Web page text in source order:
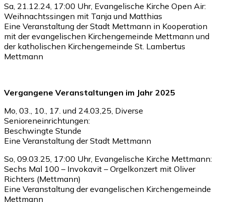
Sa, 21.12.24, 17:00 Uhr, Evangelische Kirche Open Air:
Weihnachtssingen mit Tanja und Matthias
Eine Veranstaltung der Stadt Mettmann in Kooperation
mit der evangelischen Kirchengemeinde Mettmann und
der katholischen Kirchengemeinde St. Lambertus
Mettmann
Vergangene Veranstaltungen im Jahr 2025
Mo, 03., 10., 17. und 24.03,25, Diverse
Senioreneinrichtungen:
Beschwingte Stunde
Eine Veranstaltung der Stadt Mettmann
So, 09.03.25, 17:00 Uhr, Evangelische Kirche Mettmann:
Sechs Mal 100 – Invokavit – Orgelkonzert mit Oliver
Richters (Mettmann)
Eine Veranstaltung der evangelischen Kirchengemeinde
Mettmann